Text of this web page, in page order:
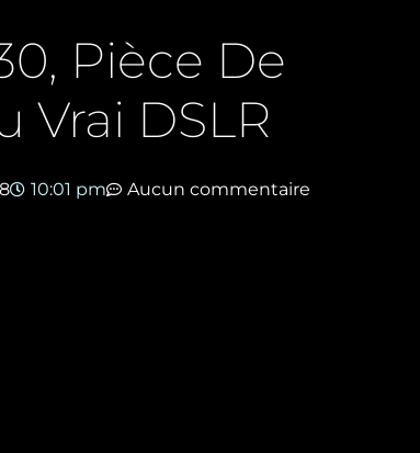
Pièce De
Vrai DSLR
10:01 pm Aucun commentaire